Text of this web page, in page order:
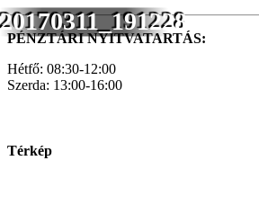
20170311_191228
PÉNZTÁRI NYITVATARTÁS:
Hétfő: 08:30-12:00
Szerda: 13:00-16:00
Térkép